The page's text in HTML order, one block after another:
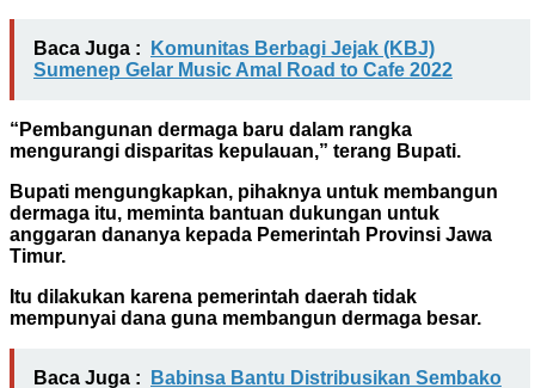
Baca Juga :
Komunitas Berbagi Jejak (KBJ)
Sumenep Gelar Music Amal Road to Cafe 2022
“Pembangunan dermaga baru dalam rangka
mengurangi disparitas kepulauan,” terang Bupati.
Bupati mengungkapkan, pihaknya untuk membangun
dermaga itu, meminta bantuan dukungan untuk
anggaran dananya kepada Pemerintah Provinsi Jawa
Timur.
Itu dilakukan karena pemerintah daerah tidak
mempunyai dana guna membangun dermaga besar.
Baca Juga :
Babinsa Bantu Distribusikan Sembako